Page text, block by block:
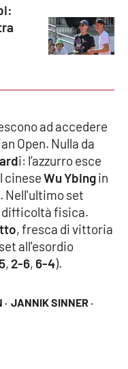
JANNIK SINNER ·
ad accedere
Open. Nulla da
i: l’azzurro esce
cineseWu Ybingin
Nell'ultimo set
difficoltà fisica.
, fresca di vittoria
all'esordio
, 2-6, 6-4).